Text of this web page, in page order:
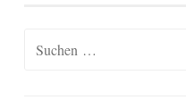
Suchen